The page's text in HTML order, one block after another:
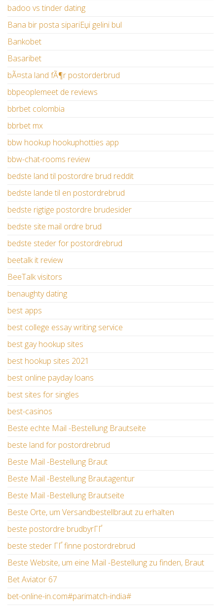
badoo vs tinder dating
Bana bir posta sipariЕџi gelini bul
Bankobet
Basaribet
bÃ¤sta land fÃ¶r postorderbrud
bbpeoplemeet de reviews
bbrbet colombia
bbrbet mx
bbw hookup hookuphotties app
bbw-chat-rooms review
bedste land til postordre brud reddit
bedste lande til en postordrebrud
bedste rigtige postordre brudesider
bedste site mail ordre brud
bedste steder for postordrebrud
beetalk it review
BeeTalk visitors
benaughty dating
best apps
best college essay writing service
best gay hookup sites
best hookup sites 2021
best online payday loans
best sites for singles
best-casinos
Beste echte Mail -Bestellung Brautseite
beste land for postordrebrud
Beste Mail -Bestellung Braut
Beste Mail -Bestellung Brautagentur
Beste Mail -Bestellung Brautseite
Beste Orte, um Versandbestellbraut zu erhalten
beste postordre brudbyrГҐ
beste steder ГҐ finne postordrebrud
Beste Website, um eine Mail -Bestellung zu finden, Braut
Bet Aviator 67
bet-online-in.com#parimatch-india#